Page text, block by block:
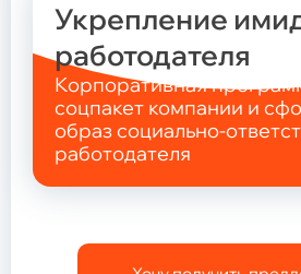
Укрепление
работодателя
Корпоративная
соцпакет компании и
образ социально-
работодателя